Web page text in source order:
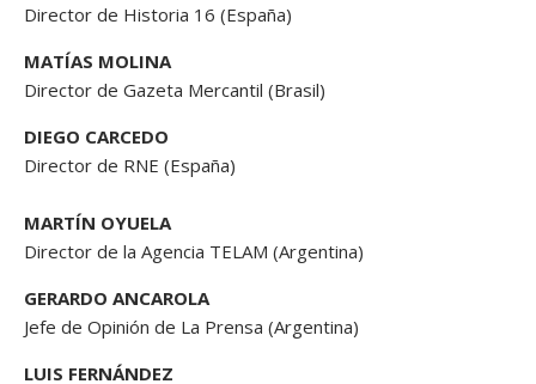
Director de Historia 16 (España)
MATÍAS MOLINA
Director de Gazeta Mercantil (Brasil)
DIEGO CARCEDO
Director de RNE (España)
MARTÍN OYUELA
Director de la Agencia TELAM (Argentina)
GERARDO ANCAROLA
Jefe de Opinión de La Prensa (Argentina)
LUIS FERNÁNDEZ